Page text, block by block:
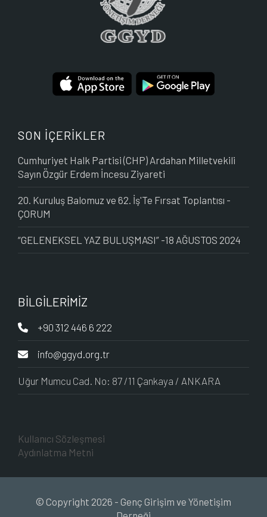
SON İÇERİKLER
Cumhuriyet Halk Partisi (CHP) Ardahan Milletvekili
Sayın Özgür Erdem İncesu Ziyareti
20. Kuruluş Balomuz ve 62. İş'Te Fırsat Toplantısı -
ÇORUM
“GELENEKSEL YAZ BULUŞMASI” -18 AĞUSTOS 2024
BİLGİLERİMİZ
+90 312 446 6 222
info@ggyd.org.tr
Uğur Mumcu Cad. No: 87 /11 Çankaya / ANKARA
Kullanıcı Sözleşmesi
Aydınlatma Metni
© Copyright 2026 - Genç Girişim ve Yönetişim